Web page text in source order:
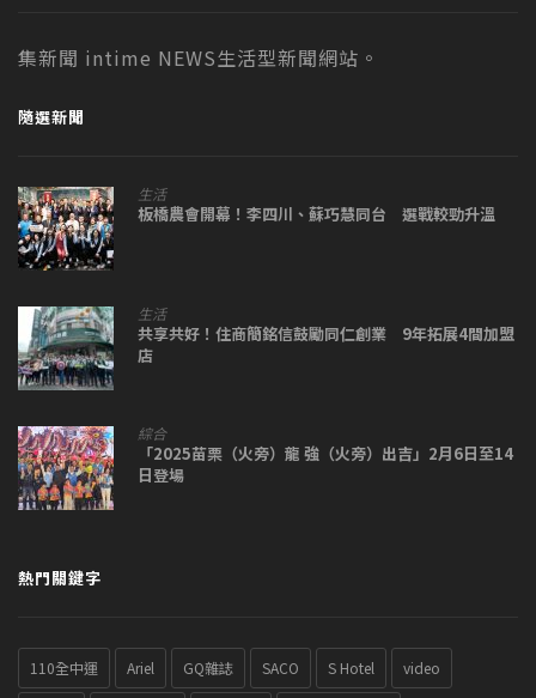
集新聞 intime NEWS生活型新聞網站。
隨選新聞
生活
板橋農會開幕！李四川、蘇巧慧同台 選戰較勁升溫
生活
共享共好！住商簡銘信鼓勵同仁創業 9年拓展4間加盟
店
綜合
「2025苗栗（火旁）龍 強（火旁）出吉」2月6日至14
日登場
熱門關鍵字
110全中運 Ariel GQ雜誌 SACO S Hotel video